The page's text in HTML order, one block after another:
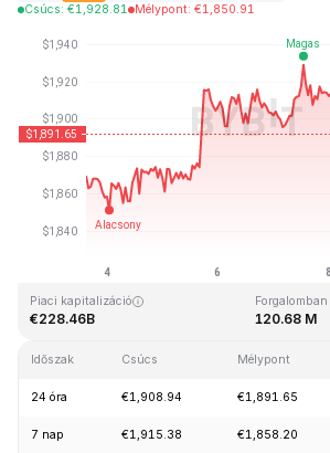
Csúcs: €1,928.81 Mélypont: €1,850.91
Utolsó frissítés: 2026-08-10, 15:02 GMT+0
€0.432979
Piaci kapitalizáció
€228.46B 120.68 M
Időszak Csúcs Mélypont
24 óra €1,908.94 €1,891.65
7 nap €1,915.38 €1,858.20